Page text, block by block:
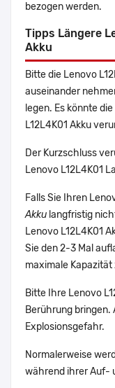
bezogen werden.
Tipps Längere
Akku
Bitte die Lenovo
auseinander
legen. Es könnte
L12L4K01 Akku
Der Kurzschluss
Lenovo L12L4K01
Falls Sie Ihren
Akku langfristig
Lenovo L12L4K01
Sie den 2-3 Mal
maximale
Bitte Ihre Lenovo
Berührung
Explosionsgefahr.
Normalerweise
während ihrer Auf-